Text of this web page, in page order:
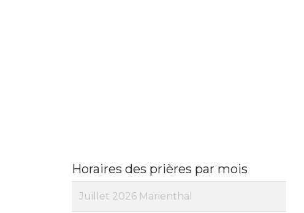
Horaires des prières par mois
Juillet 2026 Marienthal